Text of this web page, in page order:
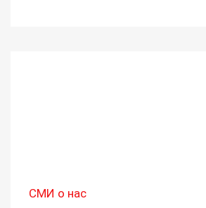
СМИ о нас